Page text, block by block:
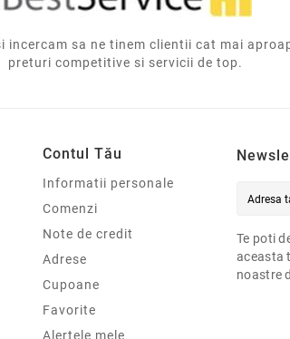
incercam sa ne tinem clientii cat mai
preturi competitive si servicii de top.
Contul Tău
Informatii personale
Comenzi
Note de credit
Adrese
Cupoane
Favorite
Alertele mele
Te poti
aceasta
noastre